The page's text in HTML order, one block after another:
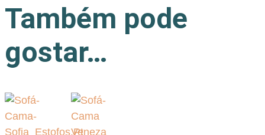
Também pode
gostar…